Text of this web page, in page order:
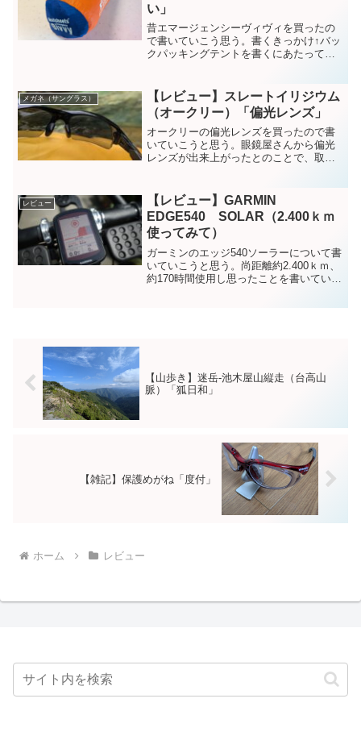
い」
昔エマージェンシーヴィヴィを買ったの
で書いていこう思う。書くきっかけ↑バッ
クパッキングテントを書くにあたって、
ページを開いたら、ビックリしたので書
いていこうと思った。...
メガネ（サングラス）
【レビュー】スレートイリジウム
（オークリー）「偏光レンズ」
オークリーの偏光レンズを買ったので書
いていこうと思う。眼鏡屋さんから偏光
レンズが出来上がったとのことで、取り
や谷歩きやグラベルライドなどで、とて
も活躍してくれそうだ...
レビュー
【レビュー】GARMIN
EDGE540 SOLAR（2.400ｋｍ
使ってみて）
ガーミンのエッジ540ソーラーについて書
いていこうと思う。尚距離約2.400ｋｍ、
約170時間使用し思ったことを書いていま
【山歩き】迷岳-池木屋山縦走（台高山
脈）「狐日和」
【雑記】保護めがね「度付」
ホーム レビュー